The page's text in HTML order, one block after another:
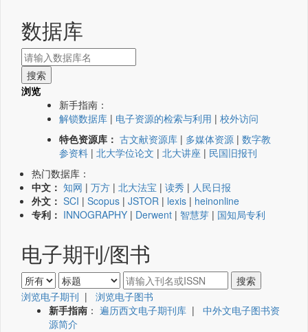
数据库
浏览
新手指南：
解锁数据库 | 电子资源的检索与利用 | 校外访问
特色资源库： 古文献资源库 | 多媒体资源 | 数字教
参资料 | 北大学位论文 | 北大讲座 | 民国旧报刊
热门数据库：
中文： 知网 | 万方 | 北大法宝 | 读秀 | 人民日报
外文： SCI | Scopus | JSTOR | lexis | heinonline
专利： INNOGRAPHY | Derwent | 智慧芽 | 国知局专利
电子期刊/图书
浏览电子期刊 | 浏览电子图书
新手指南 ： 遍历西文电子期刊库 | 中外文电子图书资
源简介